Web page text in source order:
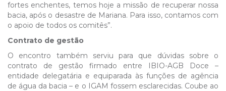
fortes enchentes, temos hoje a missão de recuperar nossa
bacia, após o desastre de Mariana. Para isso, contamos com
o apoio de todos os comitês”.
Contrato de gestão
O encontro também serviu para que dúvidas sobre o
contrato de gestão firmado entre IBIO-AGB Doce –
entidade delegatária e equiparada às funções de agência
de água da bacia – e o IGAM fossem esclarecidas. Coube ao